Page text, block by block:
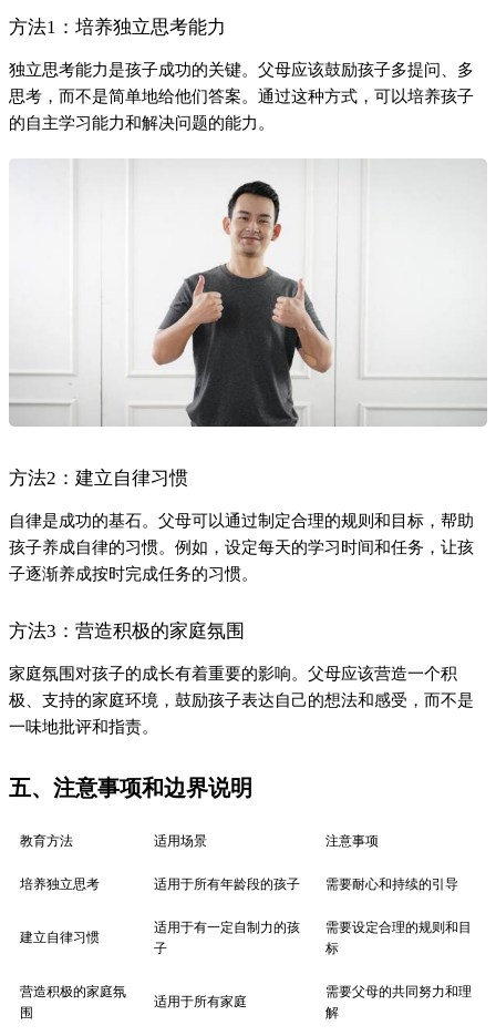
方法1：培养独立思考能力
独立思考能力是孩子成功的关键。父母应该鼓励孩子多提问、多
思考，而不是简单地给他们答案。通过这种方式，可以培养孩子
的自主学习能力和解决问题的能力。
方法2：建立自律习惯
自律是成功的基石。父母可以通过制定合理的规则和目标，帮助
孩子养成自律的习惯。例如，设定每天的学习时间和任务，让孩
子逐渐养成按时完成任务的习惯。
方法3：营造积极的家庭氛围
家庭氛围对孩子的成长有着重要的影响。父母应该营造一个积
极、支持的家庭环境，鼓励孩子表达自己的想法和感受，而不是
一味地批评和指责。
五、注意事项和边界说明
教育方法 适用场景 注意事项
培养独立思考 适用于所有年龄段的孩子 需要耐心和持续的引导
建立自律习惯
适用于有一定自制力的孩
子
需要设定合理的规则和目
标
营造积极的家庭氛
围
适用于所有家庭
需要父母的共同努力和理
解